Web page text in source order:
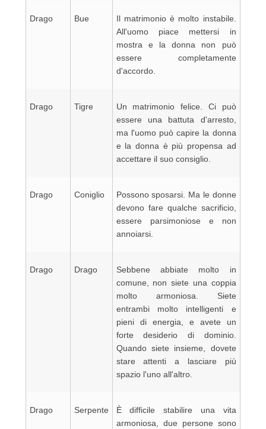
Drago Bue
Il matrimonio è molto instabile.
All'uomo piace mettersi in
mostra e la donna non può
essere completamente
d'accordo.
Drago Tigre
Un matrimonio felice. Ci può
essere una battuta d'arresto,
ma l'uomo può capire la donna
e la donna è più propensa ad
accettare il suo consiglio.
Drago Coniglio
Possono sposarsi. Ma le donne
devono fare qualche sacrificio,
essere parsimoniose e non
annoiarsi.
Drago Drago
Sebbene abbiate molto in
comune, non siete una coppia
molto armoniosa. Siete
entrambi molto intelligenti e
pieni di energia, e avete un
forte desiderio di dominio.
Quando siete insieme, dovete
stare attenti a lasciare più
spazio l'uno all'altro.
Drago Serpente
È difficile stabilire una vita
armoniosa, due persone sono